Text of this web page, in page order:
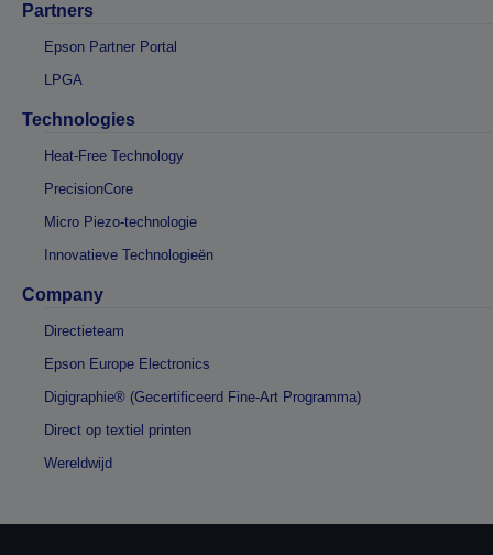
Partners
Epson Partner Portal
LPGA
Technologies
Heat-Free Technology
PrecisionCore
Micro Piezo-technologie
Innovatieve Technologieën
Company
Directieteam
Epson Europe Electronics
Digigraphie® (Gecertificeerd Fine-Art Programma)
Direct op textiel printen
Wereldwijd